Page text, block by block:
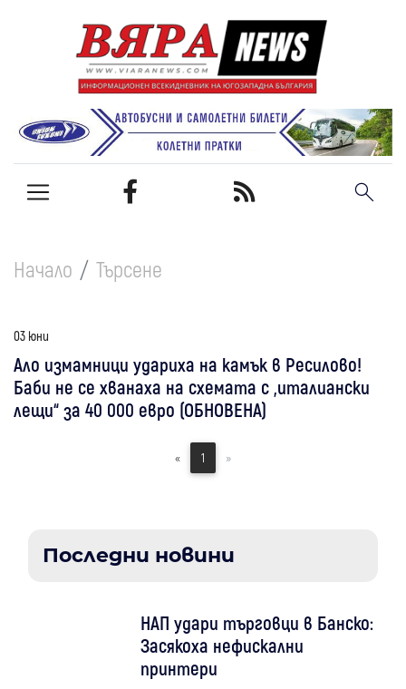
Начало Търсене
03 юни
Ало измамници удариха на камък в Ресилово!
Баби не се хванаха на схемата с „италиански
лещи“ за 40 000 евро (ОБНОВЕНА)
« 1 »
Последни новини
НАП удари търговци в Банско:
Засякоха нефискални
принтери